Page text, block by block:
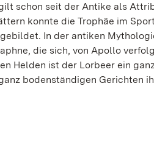
schon seit der Antike als
konnte die Trophäe im
In der antiken
die sich, von Apollo
Helden ist der Lorbeer ein
bodenständigen Gerichten